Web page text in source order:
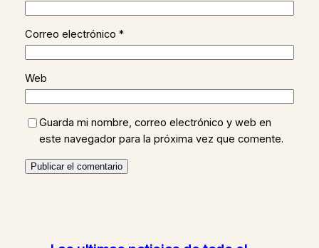
Correo electrónico *
Web
Guarda mi nombre, correo electrónico y web en
este navegador para la próxima vez que comente.